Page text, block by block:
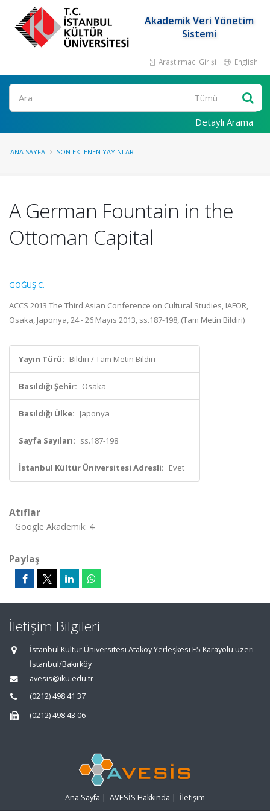
Akademik Veri Yönetim
Sistemi
Araştırmacı Girişi English
Ara
Detaylı Arama
ANA SAYFA SON EKLENEN YAYINLAR
A German Fountain in the
Ottoman Capital
GÖĞÜŞ C.
ACCS 2013 The Third Asian Conference on Cultural Studies, IAFOR,
Osaka, Japonya, 24 - 26 Mayıs 2013, ss.187-198, (Tam Metin Bildiri)
Yayın Türü: Bildiri / Tam Metin Bildiri
Basıldığı Şehir: Osaka
Basıldığı Ülke: Japonya
Sayfa Sayıları: ss.187-198
İstanbul Kültür Üniversitesi Adresli: Evet
Atıflar
Google Akademik: 4
Paylaş
İletişim Bilgileri
İstanbul Kültür Üniversitesi Ataköy Yerleşkesi E5 Karayolu üzeri
İstanbul/Bakırköy
avesis@iku.edu.tr
(0212) 498 41 37
(0212) 498 43 06
Ana Sayfa | AVESİS Hakkında | İletişim